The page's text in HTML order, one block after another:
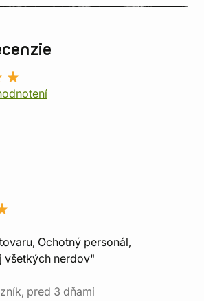
Ochotný personál,
všetkých nerdov"
pred 3 dňami